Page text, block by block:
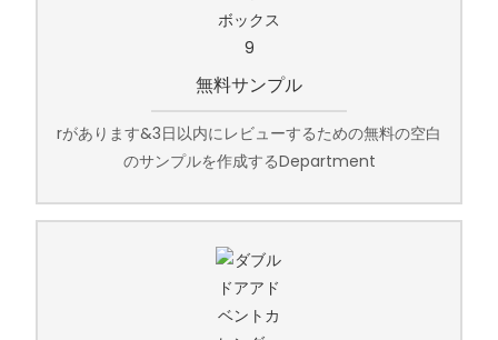
無料サンプル
rがあります&3日以内にレビューするための無料の空白
のサンプルを作成するDepartment